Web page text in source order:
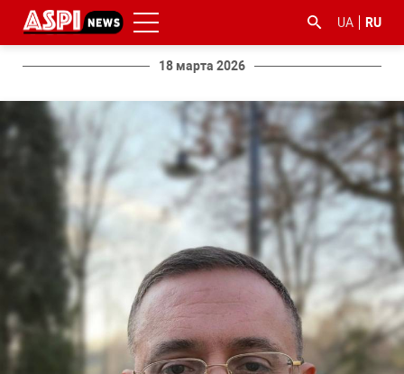
UA RU
18 марта 2026
#боротьба
корупцією
#гфс #Киев #коронавірус